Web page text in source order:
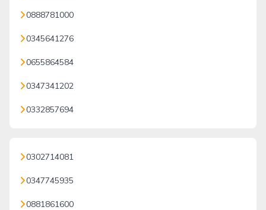
0888781000
0345641276
0655864584
0347341202
0332857694
0302714081
0347745935
0881861600